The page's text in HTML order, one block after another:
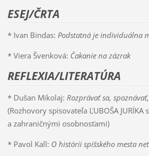
ESEJ/ČRTA
* Ivan Bindas: Podstatná je individuálna
* Viera Švenková: Čakanie na zázrak
REFLEXIA/LITERATÚRA
* Dušan Mikolaj: Rozprávať sa,
(Rozhovory spisovateľa ĽUBOŠA JURÍKA
a zahraničnými osobnosťami)
* Pavol Kall: O histórii spišského mesta